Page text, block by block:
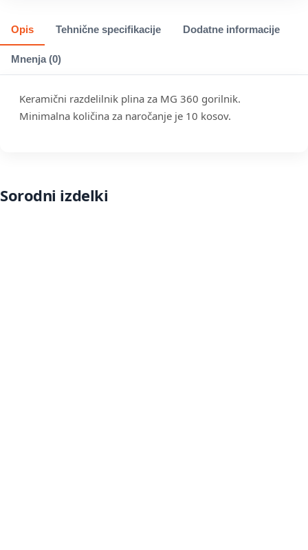
Opis Tehnične specifikacije Dodatne informacije
Mnenja (0)
Keramični razdelilnik plina za MG 360 gorilnik.
Minimalna količina za naročanje je 10 kosov.
Sorodni izdelki